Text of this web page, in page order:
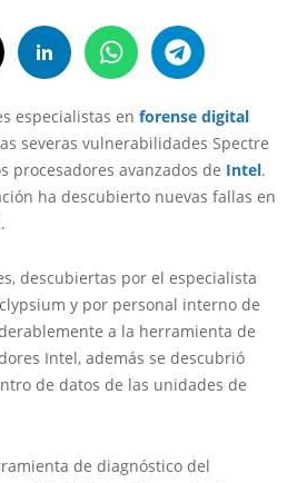
especialistas en forense digital
severas vulnerabilidades Spectre
procesadores avanzados de Intel.
ha descubierto nuevas fallas en
descubiertas por el especialista
y por personal interno de
a la herramienta de
Intel, además se descubrió
de datos de las unidades de
de diagnóstico del